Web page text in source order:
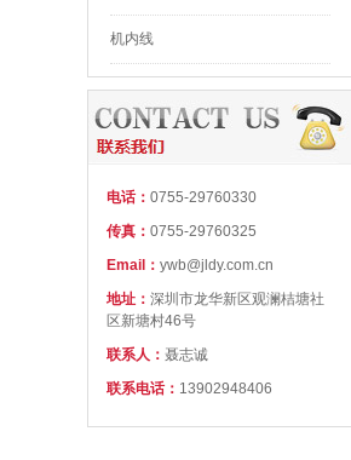
机内线
电话： 0755-29760330
传真： 0755-29760325
Email： ywb@jldy.com.cn
地址： 深圳市龙华新区观澜桔塘社
区新塘村46号
联系人： 聂志诚
联系电话： 13902948406